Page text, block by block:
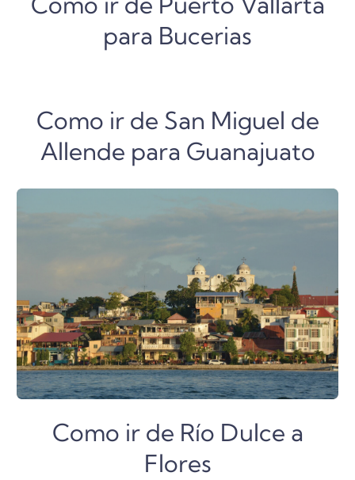
para Bucerias
Como ir de San Miguel de
Allende para Guanajuato
Como ir de Río Dulce a
Flores